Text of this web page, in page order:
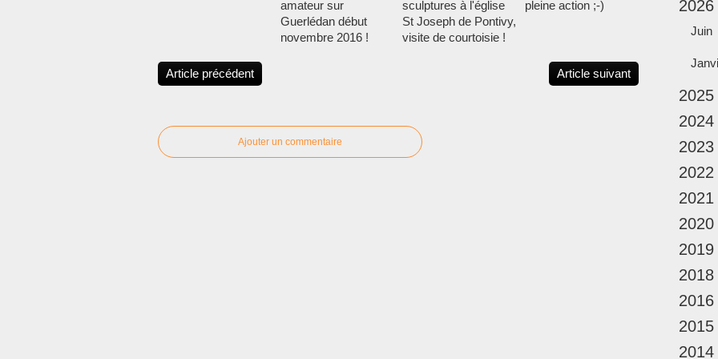
amateur sur
Guerlédan début
novembre 2016 !
sculptures à l'église
St Joseph de Pontivy,
visite de courtoisie !
pleine action ;-)
Article précédent Article suivant
Ajouter un commentaire
2026
Juin
2025
2024
2023
2022
2021
2020
2019
2018
2016
2015
2014